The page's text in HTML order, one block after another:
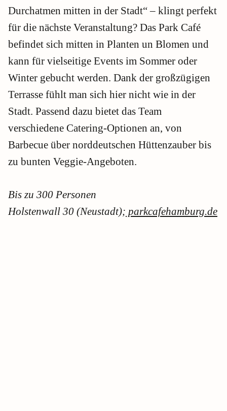
Durchatmen mitten in der Stadt“ – klingt perfekt
für die nächste Veranstaltung? Das Park Café
befindet sich mitten in Planten un Blomen und
kann für vielseitige Events im Sommer oder
Winter gebucht werden. Dank der großzügigen
Terrasse fühlt man sich hier nicht wie in der
Stadt. Passend dazu bietet das Team
verschiedene Catering-Optionen an, von
Barbecue über norddeutschen Hüttenzauber bis
zu bunten Veggie-Angeboten.
Bis zu 300 Personen
Holstenwall 30 (Neustadt); parkcafehamburg.de